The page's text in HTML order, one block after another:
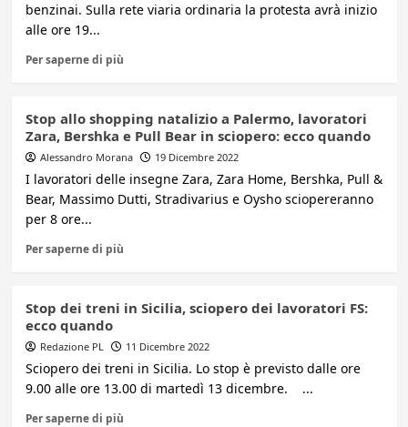
benzinai. Sulla rete viaria ordinaria la protesta avrà inizio
alle ore 19...
Per saperne di più
Stop allo shopping natalizio a Palermo, lavoratori
Zara, Bershka e Pull Bear in sciopero: ecco quando
Alessandro Morana 19 Dicembre 2022
I lavoratori delle insegne Zara, Zara Home, Bershka, Pull &
Bear, Massimo Dutti, Stradivarius e Oysho sciopereranno
per 8 ore...
Per saperne di più
Stop dei treni in Sicilia, sciopero dei lavoratori FS:
ecco quando
Redazione PL 11 Dicembre 2022
Sciopero dei treni in Sicilia. Lo stop è previsto dalle ore
9.00 alle ore 13.00 di martedì 13 dicembre. ...
Per saperne di più